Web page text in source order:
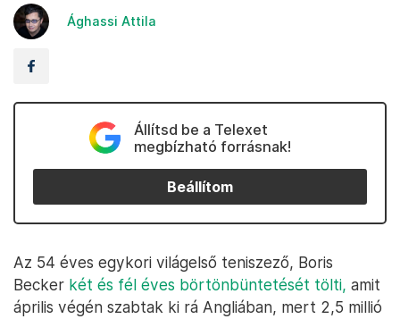
Ághassi Attila
Állítsd be a Telexet
megbízható forrásnak!
Beállítom
Az 54 éves egykori világelső teniszező, Boris
Becker két és fél éves börtönbüntetését tölti, amit
április végén szabtak ki rá Angliában, mert 2,5 millió